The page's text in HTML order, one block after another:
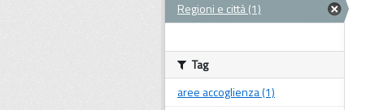
Regioni e città (1)
Tag
aree accoglienza (1)